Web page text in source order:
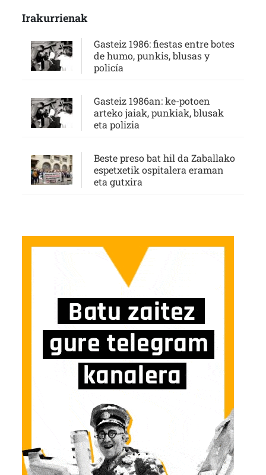
Irakurrienak
Gasteiz 1986: fiestas entre botes
de humo, punkis, blusas y
policía
Gasteiz 1986an: ke-potoen
arteko jaiak, punkiak, blusak
eta polizia
Beste preso bat hil da Zaballako
espetxetik ospitalera eraman
eta gutxira